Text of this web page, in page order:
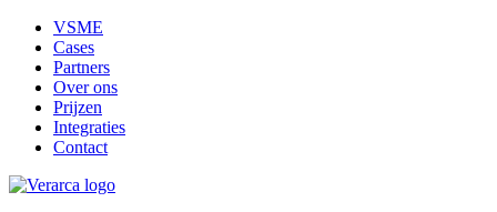
VSME
Cases
Partners
Over ons
Prijzen
Integraties
Contact